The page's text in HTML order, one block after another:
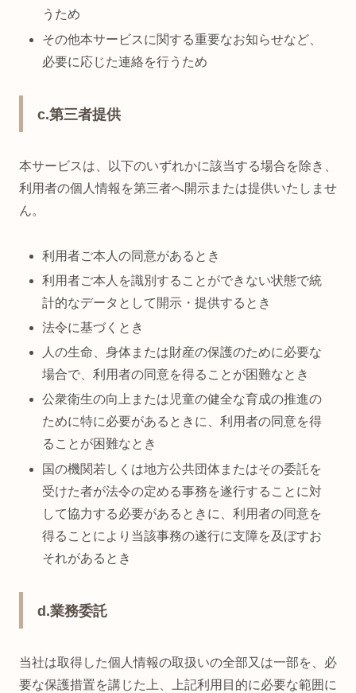
うため
その他本サービスに関する重要なお知らせなど、
必要に応じた連絡を行うため
c.第三者提供
本サービスは、以下のいずれかに該当する場合を除き、
利用者の個人情報を第三者へ開示または提供いたしませ
ん。
利用者ご本人の同意があるとき
利用者ご本人を識別することができない状態で統
計的なデータとして開示・提供するとき
法令に基づくとき
人の生命、身体または財産の保護のために必要な
場合で、利用者の同意を得ることが困難なとき
公衆衛生の向上または児童の健全な育成の推進の
ために特に必要があるときに、利用者の同意を得
ることが困難なとき
国の機関若しくは地方公共団体またはその委託を
受けた者が法令の定める事務を遂行することに対
して協力する必要があるときに、利用者の同意を
得ることにより当該事務の遂行に支障を及ぼすお
それがあるとき
d.業務委託
当社は取得した個人情報の取扱いの全部又は一部を、必
要な保護措置を講じた上、上記利用目的に必要な範囲に